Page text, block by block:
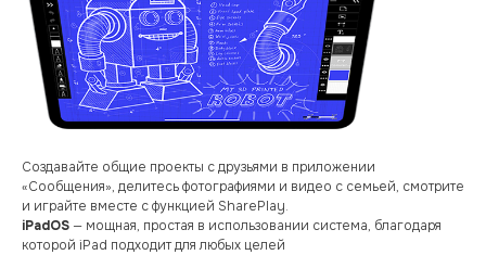
Создавайте общие проекты с друзьями в приложении
«Сообщения», делитесь фотографиями и видео с семьей, смотрите
и играйте вместе с функцией SharePlay.
iPadOS — мощная, простая в использовании система, благодаря
которой iPad подходит для любых целей